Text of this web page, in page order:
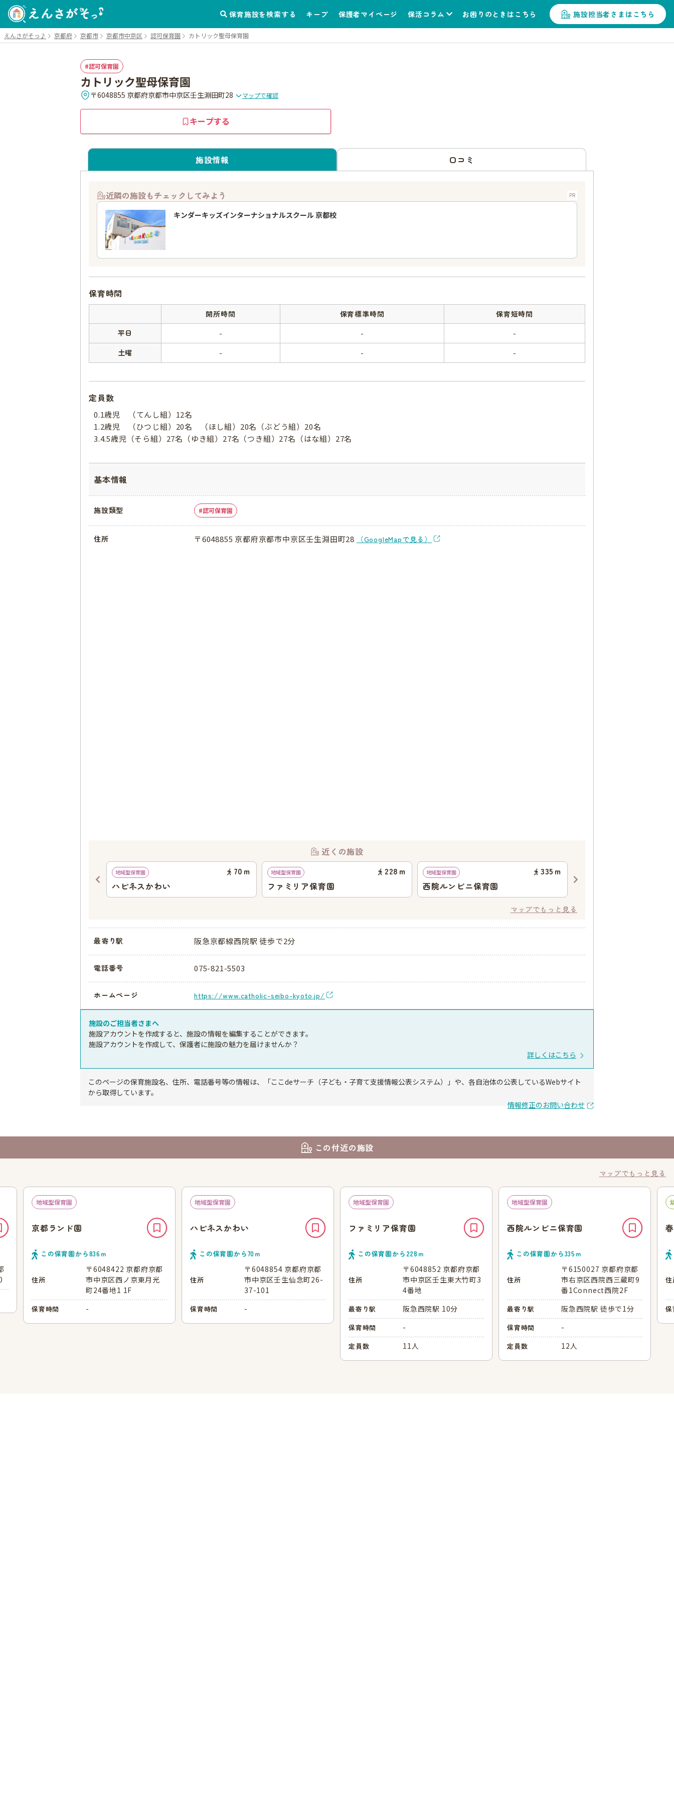
保育施設を検索する キープ 保護者マイページ 保活コラム お困りのときはこちら 施設担当者さまはこちら
えんさがそっ♪ 京都府 京都市 京都市中京区 認可保育園 カトリック聖母保育園
認可保育園
カトリック聖母保育園
〒6048855 京都府京都市中京区壬生淵田町28 マップで確認
キープする
施設情報 口コミ
近隣の施設もチェックしてみよう PR
キンダーキッズインターナショナルスクール 京都校
保育時間
開所時間 保育標準時間
保育短時間
平日
- - -
土曜 - - -
定員数
0.1歳児 （てんし組）12名
1.2歳児 （ひつじ組）20名 （ほし組）20名（ぶどう組）20名
3.4.5歳児（そら組）27名（ゆき組）27名（つき組）27名（はな組）27名
基本情報
施設類型 認可保育園
住所 〒6048855 京都府京都市中京区壬生淵田町28 （GoogleMapで見る）
近くの施設
地域型保育園 70 ｍ
ハピネスかわい
地域型保育園 228 ｍ
ファミリア保育園
地域型保育園 335 ｍ
西院ルンビニ保育園
マップでもっと見る
最寄り駅 阪急京都線西院駅 徒歩で2分
電話番号 075-821-5503
ホームページ https://www.catholic-seibo-kyoto.jp/
施設のご担当者さまへ
施設アカウントを作成すると、施設の情報を編集することができます。
施設アカウントを作成して、保護者に施設の魅力を届けませんか？
詳しくはこちら
このページの保育施設名、住所、電話番号等の情報は、「ここdeサーチ（子ども・子育て支援情報公表システム）」や、各自治体の公表しているWebサイト
から取得しています。
情報修正のお問い合わせ
この付近の施設
マップでもっと見る
地域型保育園
京都ランド園
この保育園から836ｍ
住所
〒6048422 京都府京都
市中京区西ノ京東月光
町24番地1 1F
保育時間 -
地域型保育園
ハピネスかわい
この保育園から70ｍ
住所
〒6048854 京都府京都
市中京区壬生仙念町26-
37-101
保育時間 -
地域型保育園
ファミリア保育園
この保育園から 228ｍ
住所
〒6048852 京都府京都
市中京区壬生東大竹町3
4番地
最寄り駅 阪急西院駅 10分
保育時間 -
定員数 11人
地域型保育園
西院ルンビニ保育園
この保育園から335ｍ
住所
〒6150027 京都府京都
市右京区西院西三蔵町9
番1Connect西院2F
最寄り駅 阪急西院駅 徒歩で1分
保育時間 -
定員数 12人
住
保